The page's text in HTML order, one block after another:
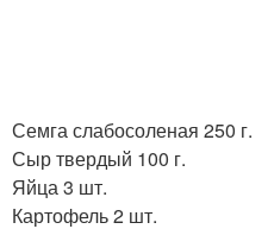
Семга слабосоленая 250 г.
Сыр твердый 100 г.
Яйца 3 шт.
Картофель 2 шт.